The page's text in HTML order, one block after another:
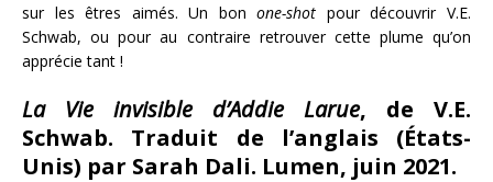
sur les êtres aimés. Un bonone-shot pour découvrir V.E.
Schwab, ou pour au contraire retrouver cette plume qu’on
apprécie tant !
La Vie invisible d’Addie Larue, de V.E.
Schwab. Traduit de l’anglais (États-
Unis) par Sarah Dali. Lumen, juin 2021.